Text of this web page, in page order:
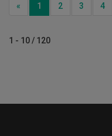
« Previous
1 2 3 4
1 - 10 / 120